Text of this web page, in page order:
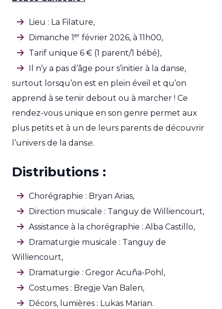
Lieu : La Filature,
Dimanche 1er février 2026, à 11h00,
Tarif unique 6 € (1 parent/1 bébé),
Il n’y a pas d’âge pour s’initier à la danse,
surtout lorsqu’on est en plein éveil et qu’on
apprend à se tenir debout ou à marcher ! Ce
rendez-vous unique en son genre permet aux
plus petits et à un de leurs parents de découvrir
l’univers de la danse.
Distributions :
Chorégraphie : Bryan Arias,
Direction musicale : Tanguy de Williencourt,
Assistance à la chorégraphie : Alba Castillo,
Dramaturgie musicale : Tanguy de
Williencourt,
Dramaturgie : Gregor Acuña-Pohl,
Costumes : Bregje Van Balen,
Décors, lumières : Lukas Marian.